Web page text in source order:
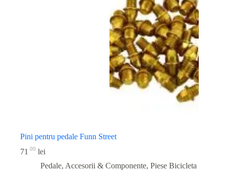
Pini pentru pedale Funn Street
71 00 lei
Pedale, Accesorii & Componente, Piese Bicicleta